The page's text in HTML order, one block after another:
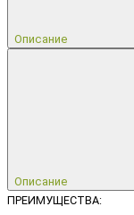
Описание
Описание
ПРЕИМУЩЕСТВА: